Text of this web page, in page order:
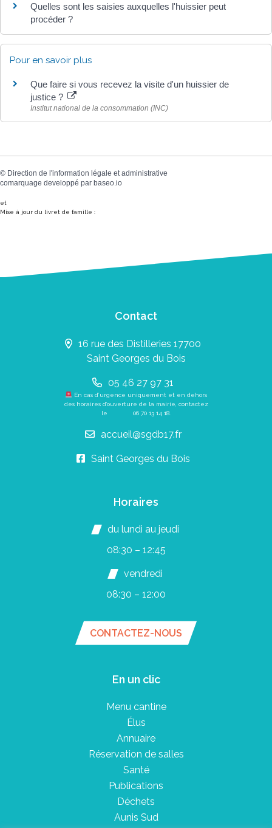
Quelles sont les saisies auxquelles l'huissier peut
procéder ?
Pour en savoir plus
Que faire si vous recevez la visite d'un huissier de
justice ?
Institut national de la consommation (INC)
© Direction de l'information légale et administrative
comarquage developpé par baseo.io
et
Mise à jour du livret de famille :
Contact
16 rue des Distilleries 17700
Saint Georges du Bois
05 46 27 97 31
En cas d’urgence uniquement et en dehors
des horaires d’ouverture de la mairie, contactez
le 06 70 13 14 18.
accueil@sgdb17.fr
Saint Georges du Bois
Horaires
du lundi au jeudi
08:30 – 12:45
vendredi
08:30 – 12:00
CONTACTEZ-NOUS
En un clic
Menu cantine
Élus
Annuaire
Réservation de salles
Santé
Publications
Déchets
Aunis Sud